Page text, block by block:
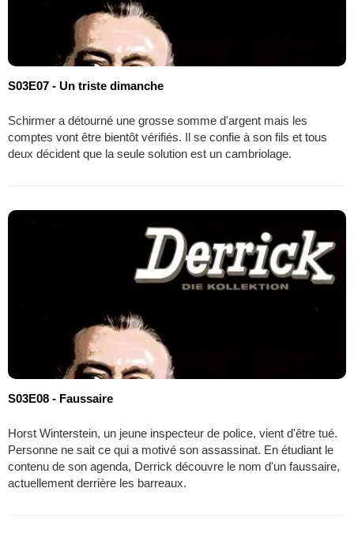
S03E07 - Un triste dimanche
Schirmer a détourné une grosse somme d'argent mais les
comptes vont être bientôt vérifiés. Il se confie à son fils et tous
deux décident que la seule solution est un cambriolage.
S03E08 - Faussaire
Horst Winterstein, un jeune inspecteur de police, vient d'être tué.
Personne ne sait ce qui a motivé son assassinat. En étudiant le
contenu de son agenda, Derrick découvre le nom d'un faussaire,
actuellement derrière les barreaux.